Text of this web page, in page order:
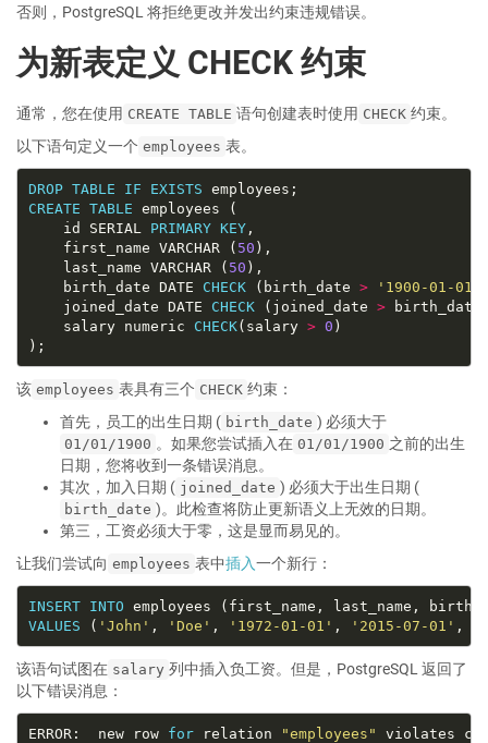
否则，PostgreSQL 将拒绝更改并发出约束违规错误。
为新表定义 CHECK 约束
通常，您在使用 CREATE TABLE 语句创建表时使用 CHECK 约束。
以下语句定义一个 employees 表。
DROP TABLE IF EXISTS
CREATE TABLE
	id SERIAL
PRIMARY KEY
	first_name VARCHAR (
50
	last_name VARCHAR (
50
	birth_date DATE
CHECK (birth_date >
'1900-01-01'
	joined_date DATE
CHECK (joined_date >
	salary numeric
CHECK(salary > 0
该 employees 表具有三个 CHECK 约束：
首先，员工的出生日期 ( birth_date ) 必须大于
01/01/1900 。如果您尝试插入在 01/01/1900 之前的出生
日期，您将收到一条错误消息。
其次，加入日期 ( joined_date ) 必须大于出生日期 (
birth_date )。此检查将防止更新语义上无效的日期。
第三，工资必须大于零，这是显而易见的。
让我们尝试向 employees 表中插入一个新行：
INSERT
INTO
VALUES ( 'John' , 'Doe' , '1972-01-01' , '2015-07-01' ,
该语句试图在 salary 列中插入负工资。但是，PostgreSQL 返回了
以下错误消息：
ERROR:  new row for relation "employees" violates